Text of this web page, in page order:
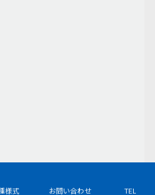
附運動公園 All Rights Reserved.
様式 お問い合わせ TEL